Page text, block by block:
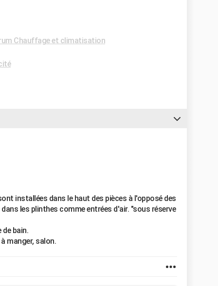
Chauffage et climatisation
installées dans le haut des pièces à l'opposé des
les plinthes comme entrées d'air. "sous réserve
de bain.
manger, salon.